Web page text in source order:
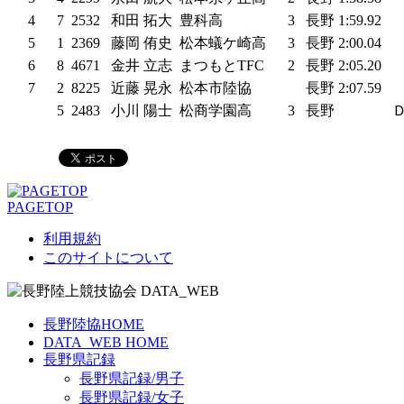
4
7 2532 和田 拓大 豊科高 3 長野 1:59.92
5
1 2369 藤岡 侑史 松本蟻ケ崎高 3 長野 2:00.04
6
8 4671 金井 立志 まつもとTFC 2 長野 2:05.20
7
2 8225 近藤 晃永 松本市陸協 長野 2:07.59
5 2483 小川 陽士 松商学園高 3 長野
PAGETOP
利用規約
このサイトについて
長野陸協HOME
DATA_WEB HOME
長野県記録
長野県記録/男子
長野県記録/女子